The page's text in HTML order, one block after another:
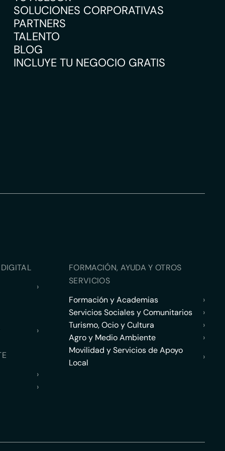
SOLUCIONES CORPORATIVAS
PARTNERS
TALENTO
BLOG
INCLUYE TU NEGOCIO GRATIS
›
›
›
›
FORMACIÓN, AYUDA Y OTROS
SERVICIOS
Formación y Academias
›
Servicios Sociales y Comunitarios
›
Turismo, Ocio y Cultura
›
Agro y Medio Ambiente
›
Movilidad y Servicios de Apoyo
Local
›